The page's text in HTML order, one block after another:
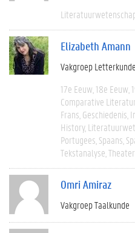
Elizabeth Amann
Vakgroep Letterkunde
17e Eeuw 18e Eeuw
Comparative
Frans Geschiedenis
History
Portugees Spaans
Tekstanalyse
Omri Amiraz
Vakgroep Taalkunde